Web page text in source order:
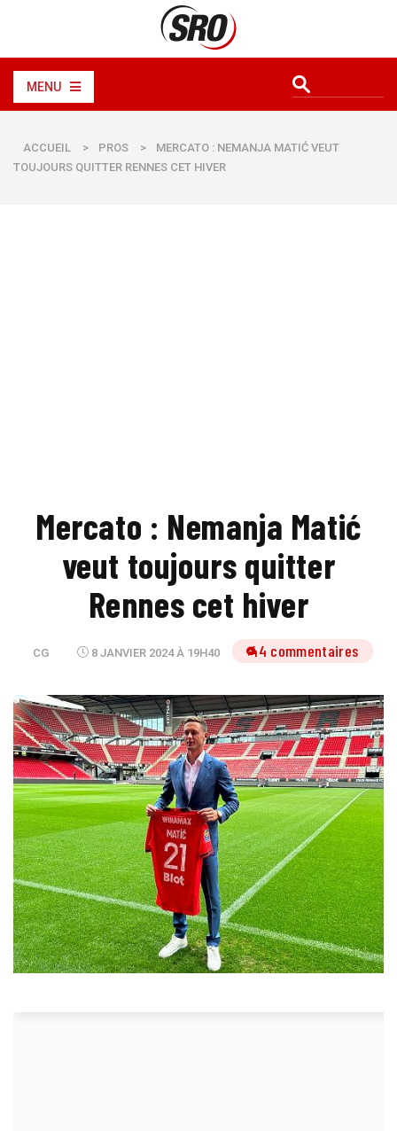
MENU
ACCUEIL > PROS >
MERCATO : NEMANJA MATIĆ VEUT
TOUJOURS QUITTER RENNES CET HIVER
Mercato : Nemanja Matić
veut toujours quitter
Rennes cet hiver
CG 8 JANVIER 2024 À 19H40 44 commentaires